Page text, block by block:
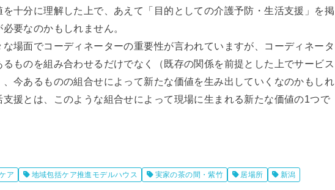
十分に理解した上で、あえて「目的としての介護予防・生活支援」を掲
要なのかもしれません。
場面でコーディネーターの重要性が言われていますが、コーディネータ
ものを組み合わせるだけでなく（既存の関係を前提とした上でサービス
今あるものの組合せによって新たな価値を生み出していくなのかもしれ
支援とは、このような組合せによって現場に生まれる新たな価値の1つで
ア 地域包括ケア推進モデルハウス 実家の茶の間・紫竹 居場所 新潟